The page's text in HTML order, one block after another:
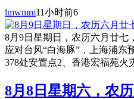
lmwmm11小时前6
8月9日星期日，农历六月廿七
应对台风“白海豚”，上海浦东
378处安置点2、香港宏福苑
8月8日星期六，农